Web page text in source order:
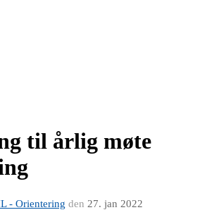
til årlig møte
- Orientering den 27. jan 2022